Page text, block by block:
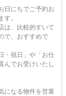
日にちでご予約お
す。
は、比較的すいて
で、おすすめで
・祝日」や「お仕
んでお受けいたし
になる物件を営業